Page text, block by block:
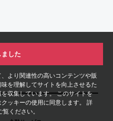
より関連性の高いコンテンツや販
を理解してサイトを向上させるた
収集しています。 このサイトを
ッキーの使用に同意します。 詳
覧ください。
した